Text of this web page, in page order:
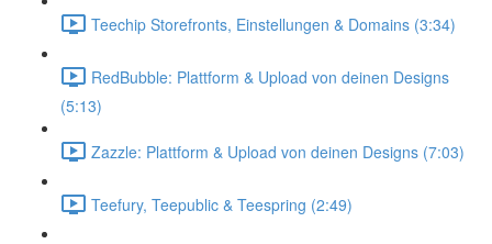
Teechip Storefronts, Einstellungen & Domains (3:34)
RedBubble: Plattform & Upload von deinen Designs
(5:13)
Zazzle: Plattform & Upload von deinen Designs (7:03)
Teefury, Teepublic & Teespring (2:49)